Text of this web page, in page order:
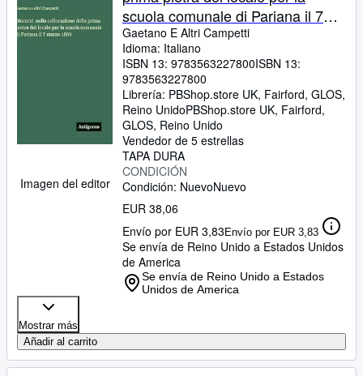
Imagen del editor
scuola comunale di Pariana il 7
marzo 1869
Gaetano E Altri Campetti
Idioma: Italiano
ISBN 13: 9783563227800ISBN 13:
9783563227800
Librería: PBShop.store UK, Fairford, GLOS,
Reino UnidoPBShop.store UK, Fairford,
GLOS, Reino Unido
Vendedor de 5 estrellas
TAPA DURA
CONDICIÓN
Condición: NuevoNuevo
EUR 38,06
Envío por EUR 3,83Envío por EUR 3,83
Se envía de Reino Unido a Estados Unidos
de America
Se envía de Reino Unido a Estados
Unidos de America
Mostrar más
Añadir al carrito